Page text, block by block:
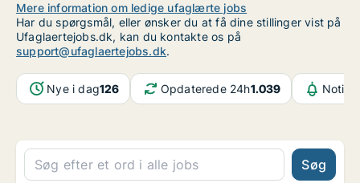
Mere information om ledige ufaglærte jobs
Har du spørgsmål, eller ønsker du at få dine stillinger vist på
Ufaglaertejobs.dk, kan du kontakte os på
support@ufaglaertejobs.dk.
Nye i dag126 Opdaterede 24h1.039
Søg